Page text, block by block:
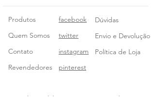
Produtos
Quem Somos
Contato
Revendedores
facebook
twitter
instagram
pinterest
Dúvidas
Envio e Devolução
Política de Loja
Receba publicações por E-mail